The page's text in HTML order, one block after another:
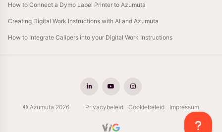
How to Connect a Dymo Label Printer to Azumuta
Creating Digital Work Instructions with AI and Azumuta
How to Integrate Calipers into your Digital Work Instructions
© Azumuta 2026 Privacybeleid Cookiebeleid Impressum